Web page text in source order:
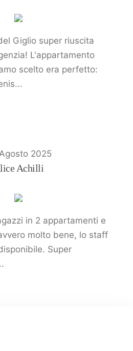
Giglio super riuscita
L'appartamento
scelto era perfetto:
2025
Achilli
in 2 appartamenti e
molto bene, lo staff
Super